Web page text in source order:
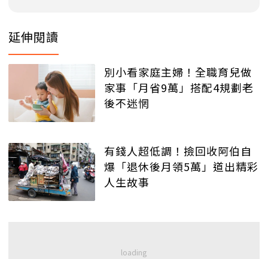
延伸閱讀
別小看家庭主婦！全職育兒做
家事「月省9萬」搭配4規劃老
後不迷惘
有錢人超低調！撿回收阿伯自
爆「退休後月領5萬」道出精彩
人生故事